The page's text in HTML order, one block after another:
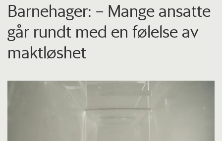
Barnehager: – Mange ansatte
går rundt med en følelse av
maktløshet